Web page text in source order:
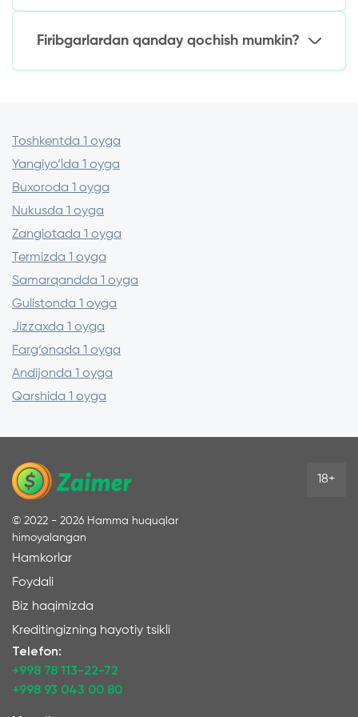
Eng yaxshi variantlar:
Onlayn MFO (tezkor tasdiqlash)
Firibgarlardan qanday qochish mumkin?
Tekshirish:
Shartnomada yashirin komissiyalarning
yo‘qligi
Toshkentda 1 oyga
Yangiyo‘lda 1 oyga
Buxoroda 1 oyga
Nukusda 1 oyga
Zangiotada 1 oyga
Termizda 1 oyga
Samarqandda 1 oyga
Gulistonda 1 oyga
Jizzaxda 1 oyga
Farg‘onada 1 oyga
Andijonda 1 oyga
Qarshida 1 oyga
© 2022 - 2026 Hamma huquqlar
himoyalangan
Hamkorlar
Foydali
Biz haqimizda
Kreditingizning hayotiy tsikli
Telefon:
+998 78 113-22-72
+998 93 043 00 80
18+